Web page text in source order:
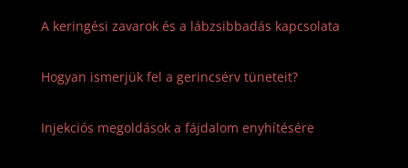
A keringési zavarok és a lábzsibbadás kapcsolata
Hogyan ismerjük fel a gerincsérv tüneteit?
Injekciós megoldások a fájdalom enyhítésére